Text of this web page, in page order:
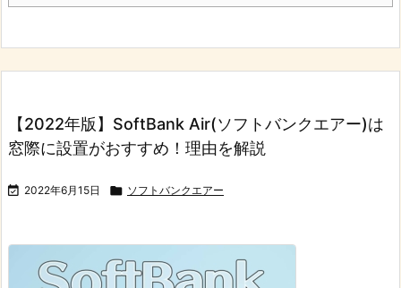
【2022年版】SoftBank Air(ソフトバンクエアー)は
窓際に設置がおすすめ！理由を解説
 2022年6月15日  ソフトバンクエアー